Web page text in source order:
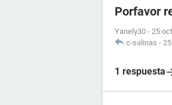
Porfavor
Yanely30 - 25
c-salinas -
1 respuesta